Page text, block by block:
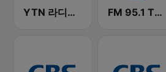
YTN 라디오 (YTN FM) - 24 Hours News Channel FM 95.1 TBS fm